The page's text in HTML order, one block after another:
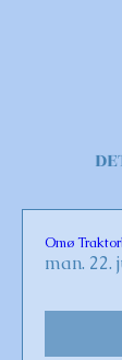
Omø
man. 22.